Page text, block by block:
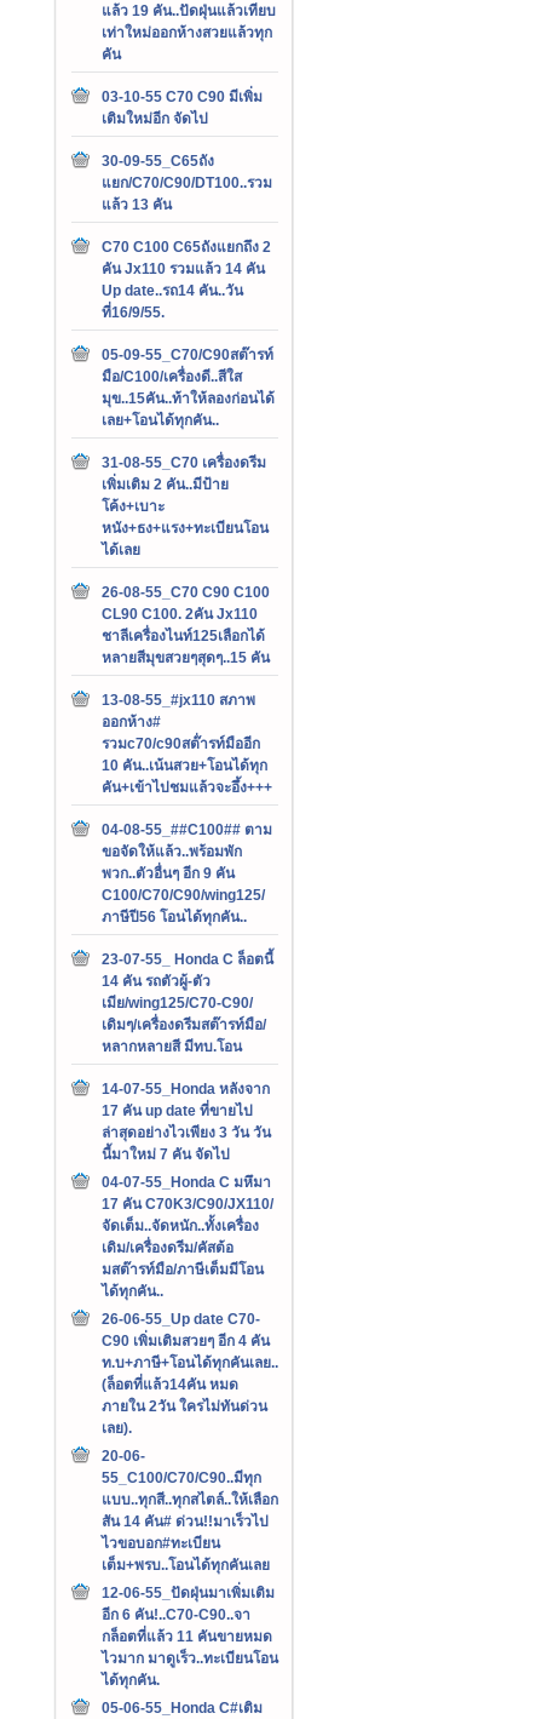
แล้ว 19 คัน..ปัดฝุ่นแล้วเทียบ
เท่าใหม่ออกห้างสวยแล้วทุก
คัน
03-10-55 C70 C90 มีเพิ่ม
เติมใหม่อีก จัดไป
30-09-55_C65ถัง
แยก/C70/C90/DT100..รวม
แล้ว 13 คัน
C70 C100 C65ถังแยกถึง 2
คัน Jx110 รวมแล้ว 14 คัน
Up date..รถ14 คัน..วัน
ที่16/9/55.
05-09-55_C70/C90สต๊ารท์
มือ/C100/เครื่องดี..สีใส
มุข..15คัน..ท้าให้ลองก่อนได้
เลย+โอนได้ทุกคัน..
31-08-55_C70 เครื่องดรีม
เพิ่มเติม 2 คัน..มีป้าย
โค้ง+เบาะ
หนัง+ธง+แรง+ทะเบียนโอน
ได้เลย
26-08-55_C70 C90 C100
CL90 C100. 2คัน Jx110
ชาลีเครื่องไนท์125เลือกได้
หลายสีมุขสวยๆสุดๆ..15 คัน
13-08-55_#jx110 สภาพ
ออกห้าง#
รวมc70/c90สต๊่ารท์มืออีก
10 คัน..เน้นสวย+โอนได้ทุก
คัน+เข้าไปชมแล้วจะอึ้ง+++
04-08-55_##C100## ตาม
ขอจัดให้แล้ว..พร้อมพัก
พวก..ตัวอื่นๆ อีก 9 คัน
C100/C70/C90/wing125/
ภาษีปี56 โอนได้ทุกคัน..
23-07-55_ Honda C ล็อตนี้
14 คัน รถตัวผู้-ตัว
เมีย/wing125/C70-C90/
เดิมๆ/เครื่องดรีมสต๊ารท์มือ/
หลากหลายสี มีทบ.โอน
14-07-55_Honda หลังจาก
17 คัน up date ที่ขายไป
ล่าสุดอย่างไวเพียง 3 วัน วัน
นี้มาใหม่ 7 คัน จัดไป
04-07-55_Honda C มหึมา
17 คัน C70K3/C90/JX110/
จัดเต็ม..จัดหนัก..ทั้งเครื่อง
เดิม/เครื่องดรีม/คัสต้อ
มสต๊ารท์มือ/ภาษีเต็มมีโอน
ได้ทุกคัน..
26-06-55_Up date C70-
C90 เพิ่มเติมสวยๆ อีก 4 คัน
ท.บ+ภาษี+โอนได้ทุกคันเลย..
(ล็อตที่แล้ว14คัน หมด
ภายใน 2วัน ใครไม่ทันด่วน
เลย).
20-06-
55_C100/C70/C90..มีทุก
แบบ..ทุกสี..ทุกสไตล์..ให้เลือก
สัน 14 คัน# ด่วน!!มาเร็วไป
ไวขอบอก#ทะเบียน
เต็ม+พรบ..โอนได้ทุกคันเลย
12-06-55_ปัดฝุ่นมาเพิ่มเติม
อีก 6 คัน!..C70-C90..จา
กล็อตที่แล้ว 11 คันขายหมด
ไวมาก มาดูเร็ว..ทะเบียนโอน
ได้ทุกคัน.
05-06-55_Honda C#เติม